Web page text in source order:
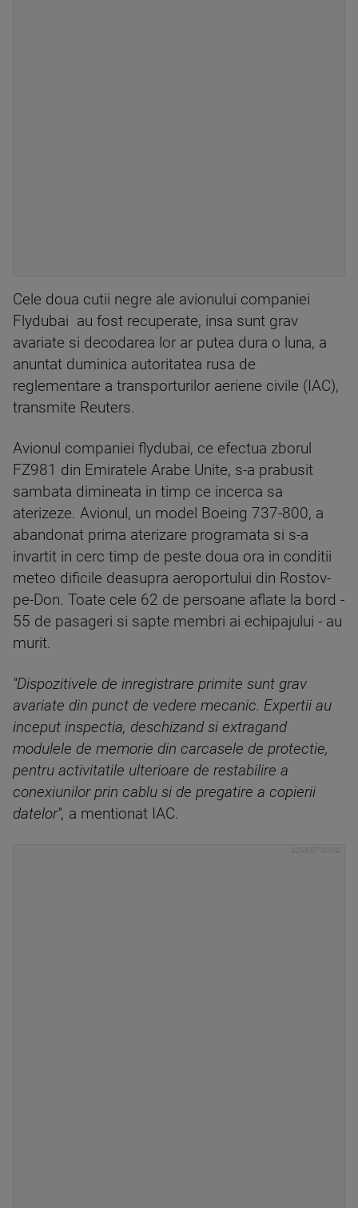
Cele doua cutii negre ale avionului companiei
Flydubai au fost recuperate, insa sunt grav
avariate si decodarea lor ar putea dura o luna, a
anuntat duminica autoritatea rusa de
reglementare a transporturilor aeriene civile (IAC),
transmite Reuters.
Avionul companiei flydubai, ce efectua zborul
FZ981 din Emiratele Arabe Unite, s-a prabusit
sambata dimineata in timp ce incerca sa
aterizeze. Avionul, un model Boeing 737-800, a
abandonat prima aterizare programata si s-a
invartit in cerc timp de peste doua ora in conditii
meteo dificile deasupra aeroportului din Rostov-
pe-Don. Toate cele 62 de persoane aflate la bord -
55 de pasageri si sapte membri ai echipajului - au
murit.
''Dispozitivele de inregistrare primite sunt grav
avariate din punct de vedere mecanic. Expertii au
inceput inspectia, deschizand si extragand
modulele de memorie din carcasele de protectie,
pentru activitatile ulterioare de restabilire a
conexiunilor prin cablu si de pregatire a copierii
datelor'', a mentionat IAC.